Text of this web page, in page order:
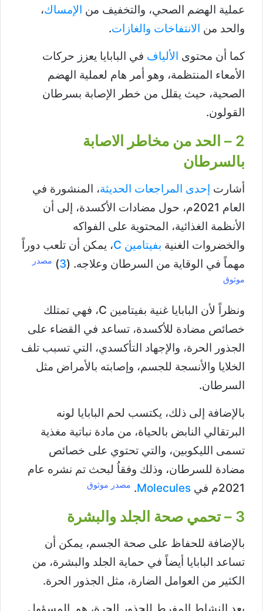
عملية الهضم الصحي، والتخفيف من الإمساك،
والحد من الانتفاخات والغازات.
كما أن محتوى الألياف في البابايا يعزز حركات
الأمعاء المنتظمة، وهو أمر هام لعملية الهضم
الصحية، حيث يقلل من خطر الإصابة بسرطان
القولون.
2 – الحد من مخاطر الاصابة
بالسرطان
أشارت إحدى المراجعات الحديثة، المنشورة في
العام 2021م، حول مضادات الأكسدة، إلى أن
الأنظمة الغذائية، المحتوية على الفواكه
والخضروات الغنية بفيتامين C
، يمكن أن تلعب دوراً
مهماً في الوقاية من السرطان وعلاجه. (3
) مصدر
موثوق
ونظراً لأن البابايا غنية بفيتامين C، فهي تمتلك
خصائص مضادة للأكسدة، تساعد في القضاء على
الجذور الحرة، والإجهاد التأكسدي، التي تسبب تلف
الخلايا والأنسجة للجسم، وإصابته بالأمراض مثل
السرطان.
بالإضافة إلى ذلك، يكتسب لحم البابايا لونه
البرتقالي النابض بالحياة، من مادة نباتية مغذية
تسمى الليكوبين، والتي تحتوي على خصائص
مضادة للسرطان، وذلك وفقاُ لبحث تم نشره عام
2021م في
Molecules
. مصدر موثوق
3 – تحمي صحة الجلد والبشرة
بالإضافة للحفاظ على صحة الجسم، يمكن أن
تساعد البابايا أيضاً في حماية الجلد والبشرة، من
الكثير من العوامل الضارة، مثل الجذور الحرة.